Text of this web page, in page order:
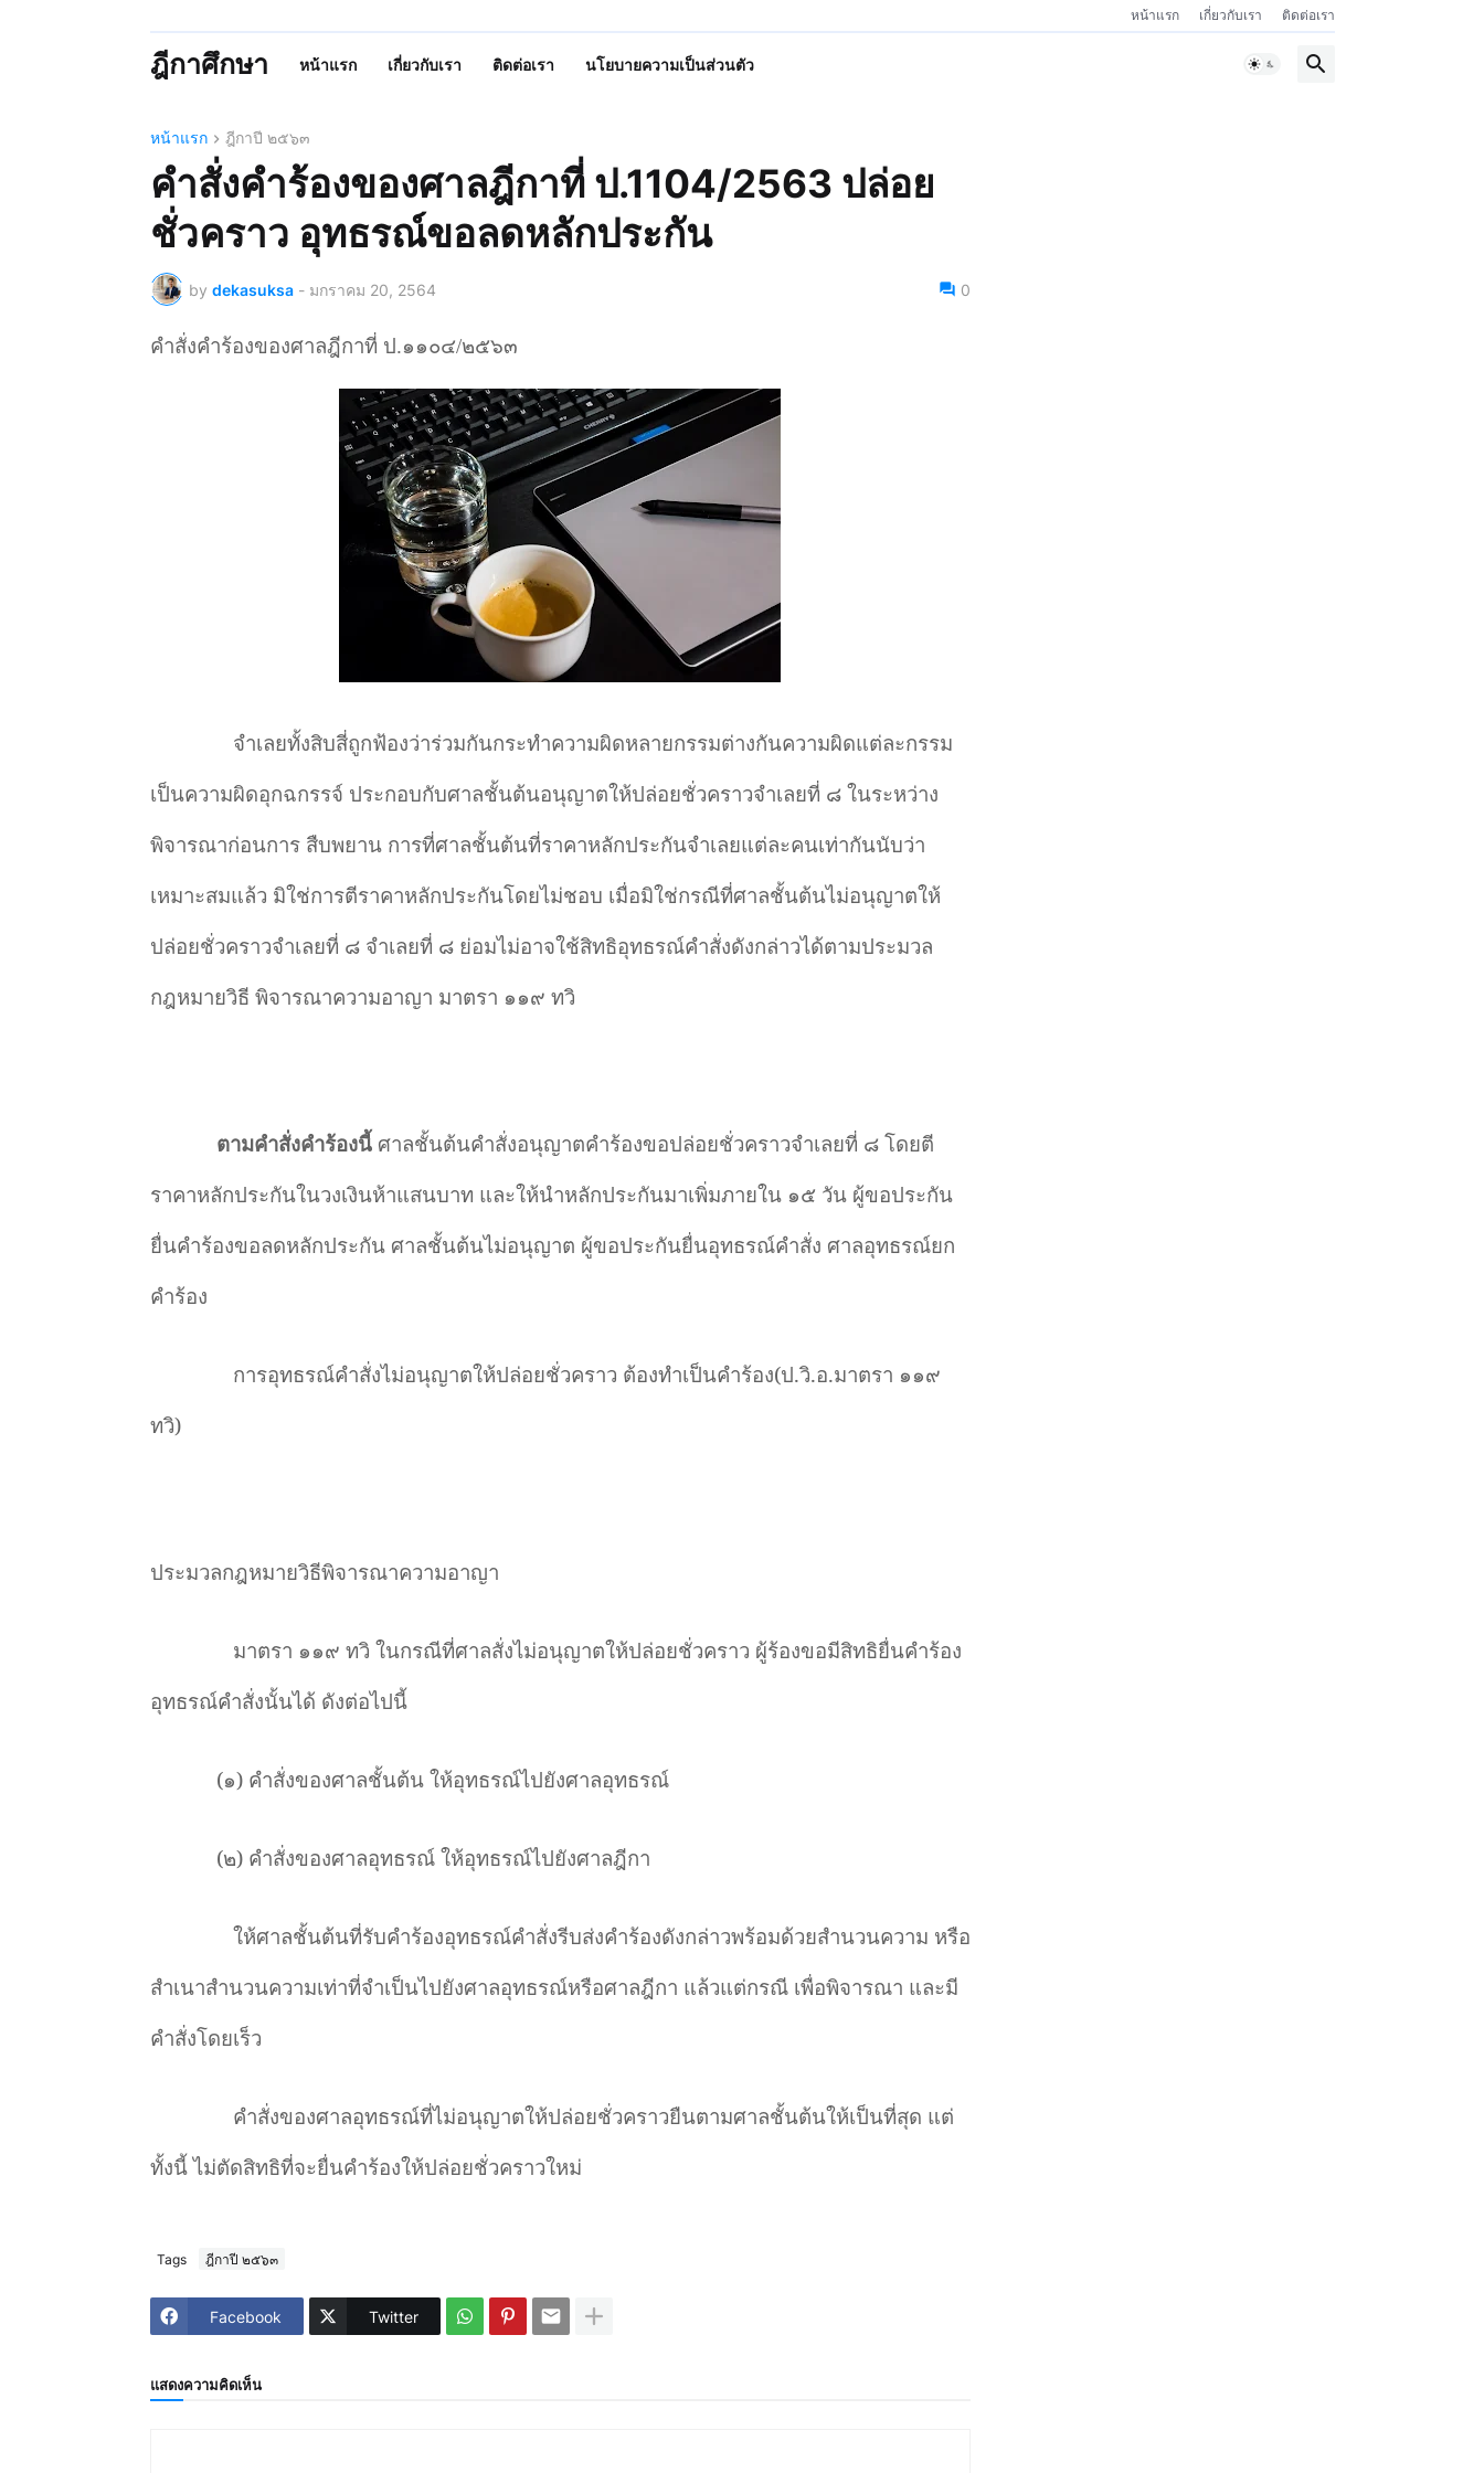
หน้าแรก เกี่ยวกับเรา ติดต่อเรา
ฎีกาศึกษา หน้าแรก เกี่ยวกับเรา ติดต่อเรา นโยบายความเป็นส่วนตัว
หน้าแรก ฎีกาปี ๒๕๖๓
คำสั่งคำร้องของศาลฎีกาที่ ป.1104/2563 ปล่อย
ชั่วคราว อุทธรณ์ขอลดหลักประกัน
by dekasuksa - มกราคม 20, 2564 0
คำสั่งคำร้องของศาลฎีกาที่ ป.๑๑๐๔/๒๕๖๓
จำเลยทั้งสิบสี่ถูกฟ้องว่าร่วมกันกระทำความผิดหลายกรรมต่างกันความผิดแต่ละกรรม
เป็นความผิดอุกฉกรรจ์ ประกอบกับศาลชั้นต้นอนุญาตให้ปล่อยชั่วคราวจำเลยที่ ๘ ในระหว่าง
พิจารณาก่อนการ สืบพยาน การที่ศาลชั้นต้นที่ราคาหลักประกันจำเลยแต่ละคนเท่ากันนับว่า
เหมาะสมแล้ว มิใช่การตีราคาหลักประกันโดยไม่ชอบ เมื่อมิใช่กรณีที่ศาลชั้นต้นไม่อนุญาตให้
ปล่อยชั่วคราวจำเลยที่ ๘ จำเลยที่ ๘ ย่อมไม่อาจใช้สิทธิอุทธรณ์คำสั่งดังกล่าวได้ตามประมวล
กฎหมายวิธี พิจารณาความอาญา มาตรา ๑๑๙ ทวิ
ตามคำสั่งคำร้องนี้ศาลชั้นต้นคำสั่งอนุญาตคำร้องขอปล่อยชั่วคราวจำเลยที่ ๘ โดยตี
ราคาหลักประกันในวงเงินห้าแสนบาท และให้นำหลักประกันมาเพิ่มภายใน ๑๕ วัน ผู้ขอประกัน
ยื่นคำร้องขอลดหลักประกัน ศาลชั้นต้นไม่อนุญาต ผู้ขอประกันยื่นอุทธรณ์คำสั่ง ศาลอุทธรณ์ยก
คำร้อง
การอุทธรณ์คำสั่งไม่อนุญาตให้ปล่อยชั่วคราว ต้องทำเป็นคำร้อง(ป.วิ.อ.มาตรา ๑๑๙
ทวิ)
ประมวลกฎหมายวิธีพิจารณาความอาญา
มาตรา ๑๑๙ ทวิ ในกรณีที่ศาลสั่งไม่อนุญาตให้ปล่อยชั่วคราว ผู้ร้องขอมีสิทธิยื่นคำร้อง
อุทธรณ์คำสั่งนั้นได้ ดังต่อไปนี้
(๑) คำสั่งของศาลชั้นต้น ให้อุทธรณ์ไปยังศาลอุทธรณ์
(๒) คำสั่งของศาลอุทธรณ์ ให้อุทธรณ์ไปยังศาลฎีกา
ให้ศาลชั้นต้นที่รับคำร้องอุทธรณ์คำสั่งรีบส่งคำร้องดังกล่าวพร้อมด้วยสำนวนความ หรือ
สำเนาสำนวนความเท่าที่จำเป็นไปยังศาลอุทธรณ์หรือศาลฎีกา แล้วแต่กรณี เพื่อพิจารณา และมี
คำสั่งโดยเร็ว
คำสั่งของศาลอุทธรณ์ที่ไม่อนุญาตให้ปล่อยชั่วคราวยืนตามศาลชั้นต้นให้เป็นที่สุด แต่
ทั้งนี้ ไม่ตัดสิทธิที่จะยื่นคำร้องให้ปล่อยชั่วคราวใหม่
Tags ฎีกาปี ๒๕๖๓
Facebook Twitter
แสดงความคิดเห็น